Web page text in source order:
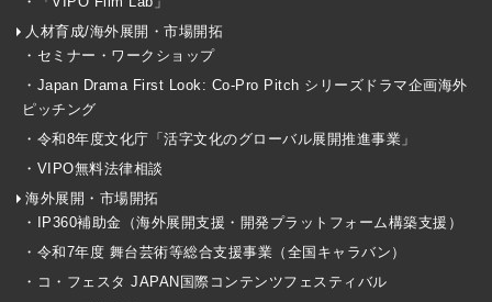
人材育成/海外展開・市場開拓
・セミナー・ワークショップ
・Japan Drama First Look: Co-Pro Pitch シリーズドラマ企画海外
ピッチング
・令和8年度文化庁「活字文化のグローバル展開推進事業」
・VIPO無料法律相談
海外展開・市場開拓
・IP360補助金（海外展開支援・開発プラットフォーム構築支援）
・令和7年度 舞台芸術等総合支援事業（全国キャラバン）
・コ・フェスタ JAPAN国際コンテンツフェスティバル